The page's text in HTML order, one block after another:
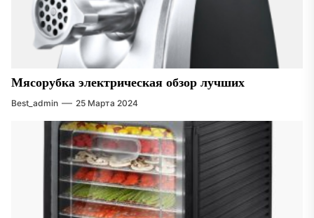
Мясорубка электрическая обзор лучших
Best_admin 25 Марта 2024